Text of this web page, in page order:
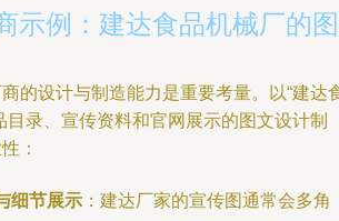
示例：建达食品机械厂的图
的设计与制造能力是重要考量。以“建达
目录、宣传资料和官网展示的图文设计制
：
细节展示 ：建达厂家的宣传图通常会多角